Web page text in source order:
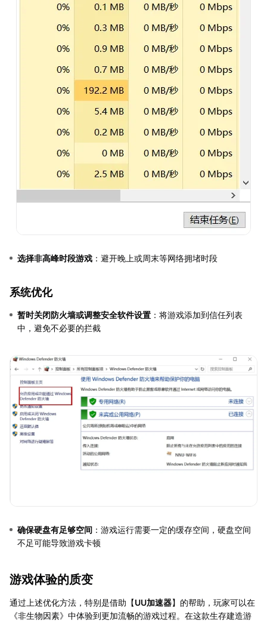
选择非高峰时段游戏 ：避开晚上或周末等网络拥堵时段
系统优化
暂时关闭防火墙或调整安全软件设置 ：将游戏添加到信任列表
中，避免不必要的拦截
确保硬盘有足够空间 ：游戏运行需要一定的缓存空间，硬盘空间
不足可能导致游戏卡顿
游戏体验的质变
通过上述优化方法，特别是借助【UU加速器】的帮助，玩家可以在
《非生物因素》中体验到更加流畅的游戏过程。在这款生存建造游